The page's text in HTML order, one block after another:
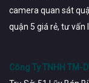
camera quan sát
quận 5 giá rẻ, tư vấn
Công Ty TNHH TM-